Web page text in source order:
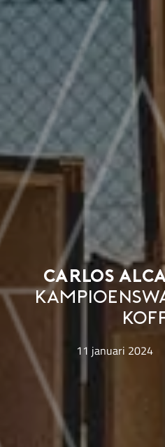
Carlos
11 januari 2024